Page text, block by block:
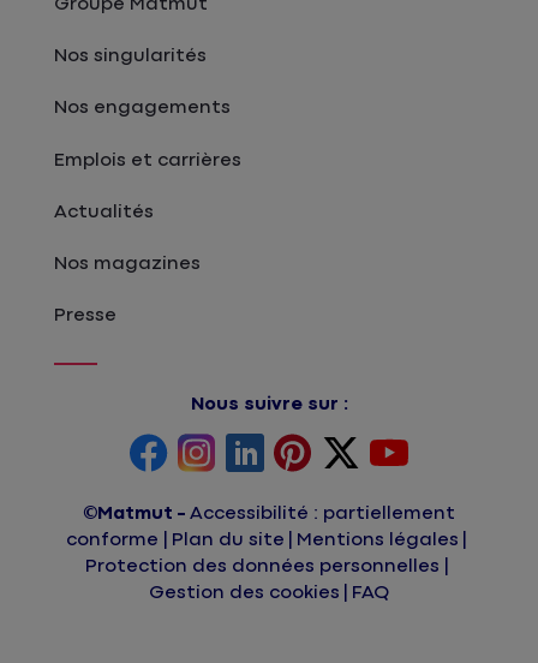
Groupe Matmut
Nos singularités
Nos engagements
Emplois et carrières
Actualités
Nos magazines
Presse
Nous suivre sur :
©Matmut
Accessibilité : partiellement
conforme
Plan du site
Mentions légales
Protection des données personnelles
Gestion des cookies
FAQ